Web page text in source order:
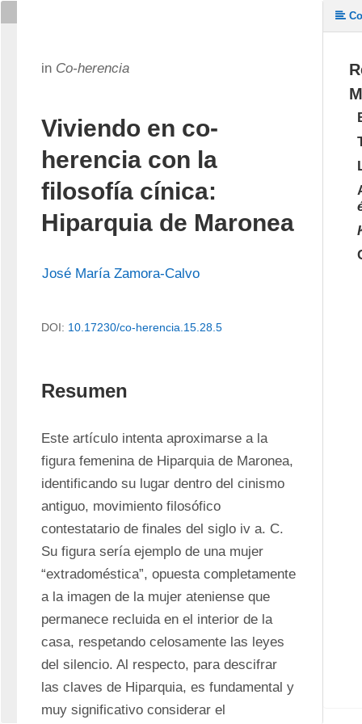
in Co-herencia
Viviendo en co-
herencia con la
filosofía cínica:
Hiparquia de Maronea
José María Zamora-Calvo
DOI: 10.17230/co-herencia.15.28.5
Resumen
Este artículo intenta aproximarse a la
figura femenina de Hiparquia de Maronea,
identificando su lugar dentro del cinismo
antiguo, movimiento filosófico
contestatario de finales del siglo iv a. C.
Su figura sería ejemplo de una mujer
“extradoméstica”, opuesta completamente
a la imagen de la mujer ateniense que
permanece recluida en el interior de la
casa, respetando celosamente las leyes
del silencio. Al respecto, para descifrar
las claves de Hiparquia, es fundamental y
muy significativo considerar el